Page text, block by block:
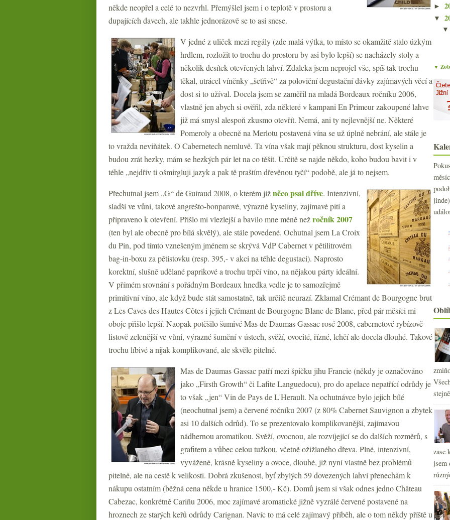
někde neopřel a celé to nezvrhl. Přemýšlel jsem i o teplotě v prostoru a
dupajících davech, ale takhle jednorázově se to asi snese.
V jedné z uliček mezi regály (zde malá výtka, to místo se okamžitě stalo úzkým
hrdlem, rozložit to trochu do prostoru by asi bylo lepší) se nacházely stoly a
několik desítek otevřených lahví. Zdaleka jsem neprojel vše, spíš tak trochu
těkal, utrácel víněnky „šetřivě“ za poloviční degustační dávky zajímavých věcí a
dost si to užíval. Docela jsem se zaměřil na mladá Bordeaux ročníku 2006,
vlastně jen abych si ověřil, zda některé v kampani En Primeur zakoupené lahve
již má smysl alespoň zkusmo otevřít. Nemá, ani ty nejlevnější ne. Některé
Pomeroly a obecně na Merlotu postavená vína se už úplně nebrání, ale stále je
to vražda neviňátek. O Cabernetech nemluvě. Ta vína však mají pěknou strukturu, dost kyselin a
budou zrát hezky, mám se hezkých pár let na co těšit. Určitě se najde někdo, koho budou bavit i v
téhle „nejdřív ti ošmirgluji jazyk a pak tě praštím dřevěnou tyčí“ podobě, ale já to nejsem.
Přechutnal jsem „G“ de Guiraud 2008, o kterém jižněco psal dříve. Intenzivní,
sladší ve vůni, takové angrešto-bonparové, výrazné kyseliny, zajímavé pití a
připraveno k otevření. Přišlo mi vlezlejší a bavilo mne méně nežročník 2007
(ten byl ale obecně pro bílá skvělý), ale stále povedené. Ochutnal jsem La Croix
du Pin, pod tímto vznešeným jménem se skrývá VdP Cabernet v pětilitrovém
bag-in-boxu za pětistovku (resp. 395,- v akci na téhle degustaci). Naprosto
korektní, slušně udělané paprikové a trochu trpčí víno, na nějakou párty ideální.
V přímém srovnání s pořádným Bordeaux hnedka vedle je to samozřejmě
primitivní víno, ale když bude stát samostatně, tak určitě neurazí. Zklamal Crémant de Bourgogne brut
z Les Caves des Hautes Côtes i jejich Crémant de Bourgogne Blanc de Blanc, před pár měsíci mi
oboje přišlo lepší. Naopak potěšilo šumivé Mas de Daumas Gassac rosé 2008, cabernetové rybízově
listově zelenější ve vůni, výrazné šumění v ústech, svěží, ovocité, řízné, lehčí ale docela dlouhé. Takové
trochu líbivé a nijak komplikované, ale skvěle pitelné.
Mas de Daumas Gassac patří mezi špičku jihu Francie (někdy je označováno
jako „Firsth Growth“ či Lafite Languedocu), pro do apelace nepatřící odrůdy je
to však „jen“ Vin de Pays de L'Herault. Na ochutnávce bylo jejich bílé
(neochutnal jsem) a červené ročníku 2007 (z 80% Cabernet Sauvignon a zbytek
asi 10 dalších odrůd). To se prezentovalo komplikovanější, zajímavou
nádhernou aromatikou. Svěží, ovocnou, ale rozvíjející se do dalších rozměrů, s
grafitem a vůbec celou tužkou, včetně ožižlaného dřeva. Plné, intenzivní,
vyvážené, krásně kyseliny a ovoce, dlouhé, již nyní vlastně bez problémů
pitelné, ale na cestě k velikosti. Dobrá zkušenost, byť zbylých 59 dovezených lahví přenechám k
nákupu ostatním (běžná cena někde u hranice 1500,- Kč). Domů jsem si však odnes jedno Château
Cabezac, konkrétně Cariñu 2006, moc zajímavé aromatické jižně vyzrálé červené postavené na
hroznech ze starých keřů odrůdy Carignan. Navíc to má celé zajímavý příběh, ale o tom někdy příště u
►
▼
►
►
►
►
►
▼
zase
jsem